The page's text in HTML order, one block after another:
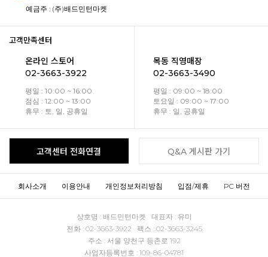
예금주 : (주)배드민턴마켓
고객만족센터
온라인 스토어
02-3663-3922
평일 : 10:00 ~ 16:00
점심 : 12:00 ~ 13:00
휴무 : 토, 일, 공휴일
목동 직영매장
02-3663-3490
평일 : 09:00 ~ 18:00
토요일 : 09:00 ~ 17:00
휴무 : 일, 공휴일
고객센터 전화연결 Q&A 게시판 가기
회사소개 이용안내 개인정보처리방침 입점/제휴 PC 버전
상호명 : 배드민턴마켓 대표자 : 유미
전화 : 02-3663-3922 팩스 : 02-3663-3245
주소 : 서울 양천구 등촌로 192
사업자등록번호 : 109-86-04781